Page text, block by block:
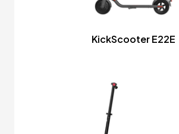
KickScooter E22E